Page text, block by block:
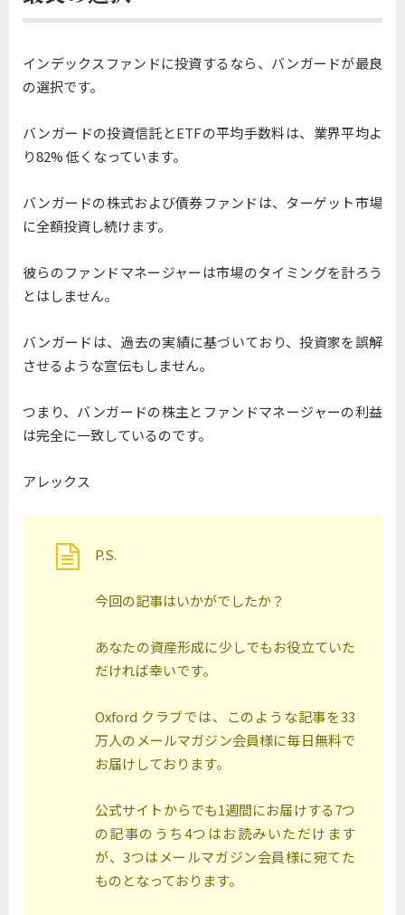
インデックスファンドに投資するなら、バンガードが最良
の選択です。
バンガードの投資信託とETFの平均手数料は、業界平均よ
り82% 低くなっています。
バンガードの株式および債券ファンドは、ターゲット市場
に全額投資し続けます。
彼らのファンドマネージャーは市場のタイミングを計ろう
とはしません。
バンガードは、過去の実績に基づいており、投資家を誤解
させるような宣伝もしません。
つまり、バンガードの株主とファンドマネージャーの利益
は完全に一致しているのです。
アレックス
P.S.
今回の記事はいかがでしたか？
あなたの資産形成に少しでもお役立ていた
だければ幸いです。
Oxford クラブでは、このような記事を33
万人のメールマガジン会員様に毎日無料で
お届けしております。
公式サイトからでも1週間にお届けする7つ
の記事のうち4つはお読みいただけます
が、3つはメールマガジン会員様に宛てた
ものとなっております。